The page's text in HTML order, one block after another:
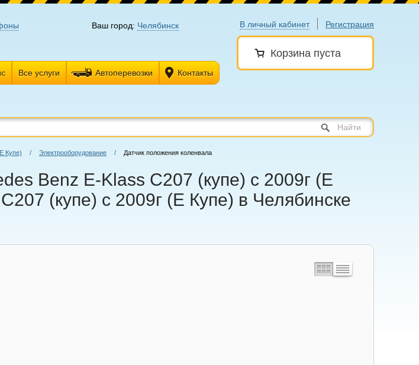
В личный кабинет Регистрация
Корзина пуста
Ваш город: Челябинск
Все услуги Автоперевозки Контакты
Найти
Купе) / Электрооборудование / Датчик положения коленвала
Benz E-Klass C207 (купе) с 2009г (Е
(купе) с 2009г (Е Купе) в Челябинске